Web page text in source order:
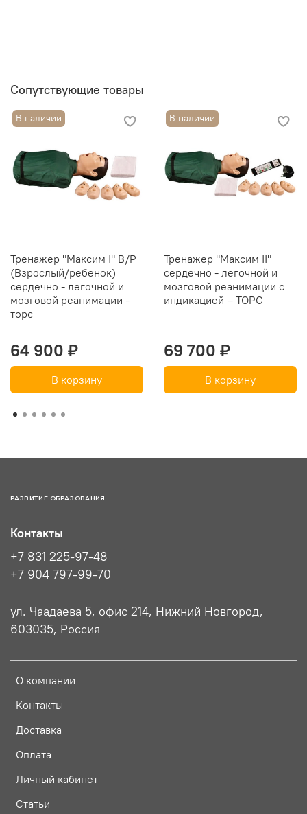
Сопутствующие товары
В наличии
Тренажер "Максим I" В/Р
(Взрослый/ребенок)
сердечно - легочной и
мозговой реанимации -
торс
64 900 ₽
В корзину
В наличии
Тренажер "Максим II"
сердечно - легочной и
мозговой реанимации с
индикацией – ТОРС
69 700 ₽
В корзину
РАЗВИТИЕ ОБРАЗОВАНИЯ
О компании
Контакты
Доставка
Оплата
Личный кабинет
Статьи
Контакты
+7 831 225-97-48
+7 904 797-99-70
ул. Чаадаева 5, офис 214, Нижний Новгород,
603035, Россия